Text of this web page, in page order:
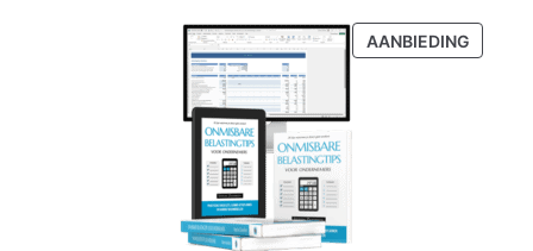
AANBIEDING
IN